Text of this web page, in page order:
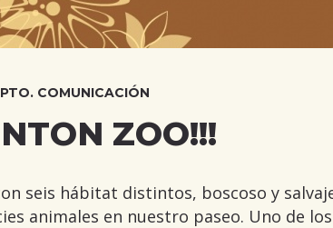
COMUNICACIÓN
ZOO!!!
seis hábitat distintos, boscoso y
animales en nuestro paseo. Uno de los